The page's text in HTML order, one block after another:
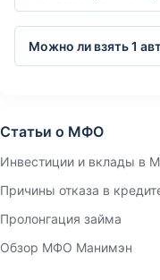
Можно ли взять 1
Статьи о МФО
Инвестиции и вклады в
Причины отказа в
Пролонгация займа
Обзор МФО Манимэн